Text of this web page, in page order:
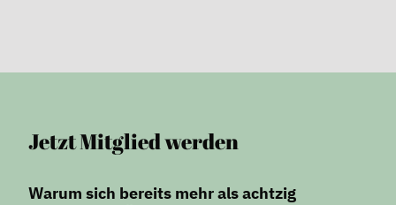
Jetzt Mitglied werden
Warum sich bereits mehr als achtzig